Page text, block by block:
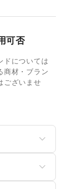
可否
ドについては
商材・ブラン
ございませ